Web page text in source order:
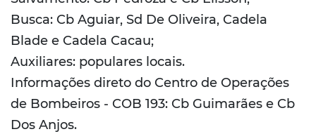
Busca: Cb Aguiar, Sd De Oliveira, Cadela
Blade e Cadela Cacau;
Auxiliares: populares locais.
Informações direto do Centro de Operações
de Bombeiros - COB 193: Cb Guimarães e Cb
Dos Anjos.